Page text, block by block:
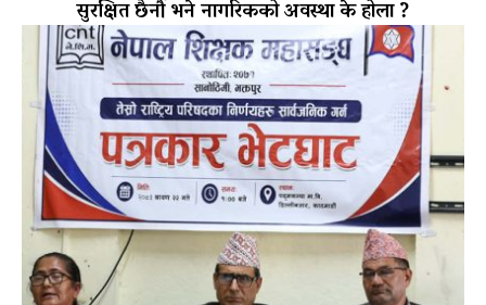
सुरक्षित छैनौँ भने नागरिकको अवस्था के होला ?